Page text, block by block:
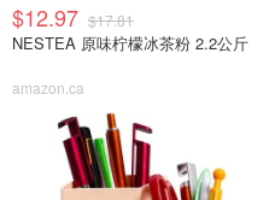
$12.97 $17.81
NESTEA 原味柠檬冰茶粉 2.2公斤
amazon.ca